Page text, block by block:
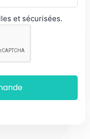
et sécurisées.